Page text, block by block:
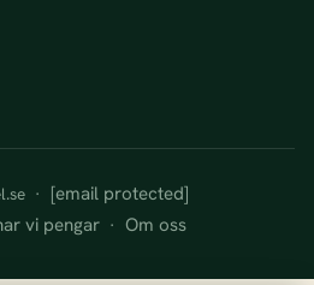
· [email protected]
vi pengar · Om oss